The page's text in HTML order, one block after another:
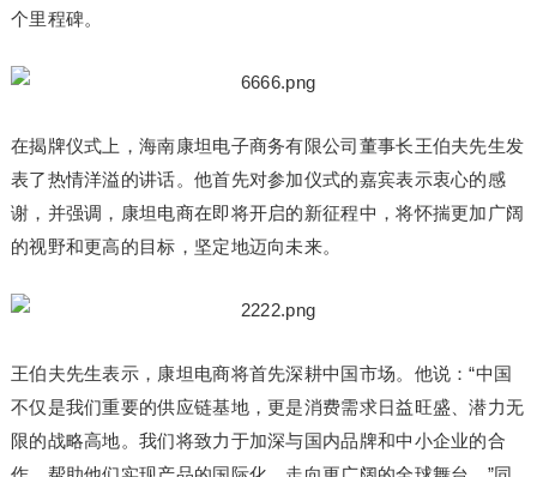
个里程碑。
在揭牌仪式上，海南康坦电子商务有限公司董事长王伯夫先生发
表了热情洋溢的讲话。他首先对参加仪式的嘉宾表示衷心的感
谢，并强调，康坦电商在即将开启的新征程中，将怀揣更加广阔
的视野和更高的目标，坚定地迈向未来。
王伯夫先生表示，康坦电商将首先深耕中国市场。他说：“中国
不仅是我们重要的供应链基地，更是消费需求日益旺盛、潜力无
限的战略高地。我们将致力于加深与国内品牌和中小企业的合